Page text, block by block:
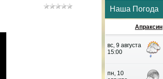
Наша Погода
Апраксин